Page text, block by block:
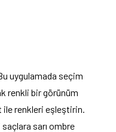
uygulamada seçim
renkli bir görünüm
renkleri eşleştirin.
sarı ombre